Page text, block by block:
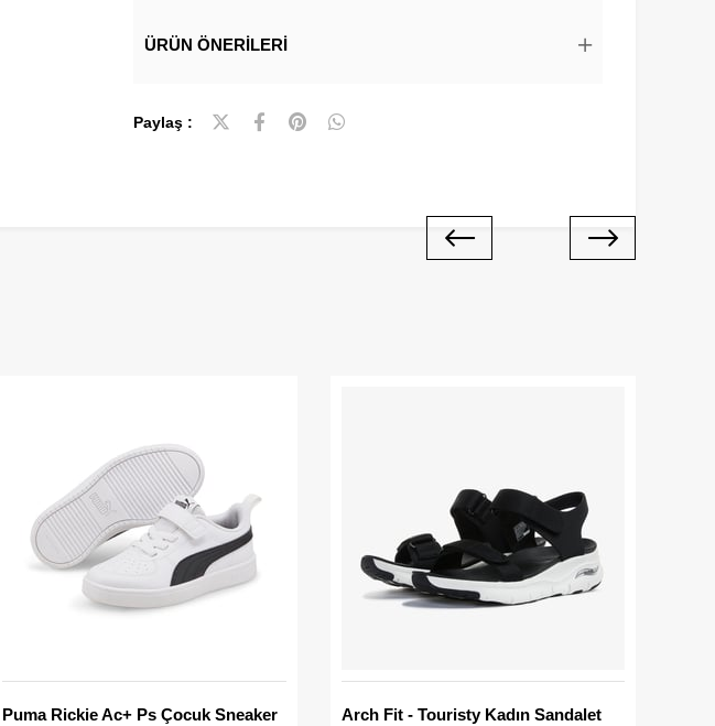
ÜRÜN ÖNERILERI
Paylaş :
Puma Rickie Ac+ Ps Çocuk Sneaker
Arch Fit - Touristy Kadın Sandalet